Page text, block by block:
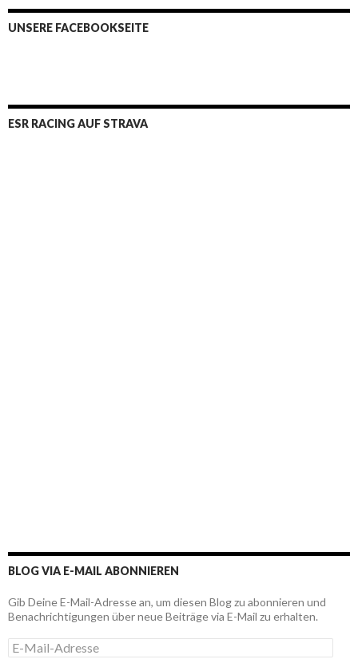
UNSERE FACEBOOKSEITE
ESR RACING AUF STRAVA
BLOG VIA E-MAIL ABONNIEREN
Gib Deine E-Mail-Adresse an, um diesen Blog zu abonnieren und
Benachrichtigungen über neue Beiträge via E-Mail zu erhalten.
E
-